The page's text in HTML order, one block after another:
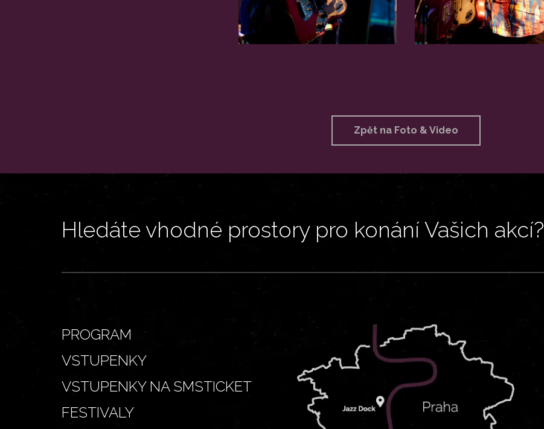
Zpět na Foto & Video
Hledáte vhodné prostory pro konání Vašich akcí?
PROGRAM
VSTUPENKY
VSTUPENKY NA SMSTICKET
FESTIVALY